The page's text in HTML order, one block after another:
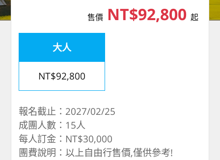
售價NT$92,800 起
大人
NT$92,800
報名截止：2027/02/25
成團人數：15人
每人訂金：NT$30,000
團費說明：以上自由行售價,僅供參考!